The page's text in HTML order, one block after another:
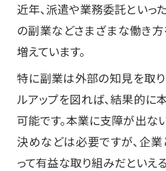
近年、派遣や業務委託といっ
の副業などさまざまな働き
増えています。
特に副業は外部の知見を取
ルアップを図れば、結果的に
可能です。本業に支障が出な
決めなどは必要ですが、企
って有益な取り組みだといえる